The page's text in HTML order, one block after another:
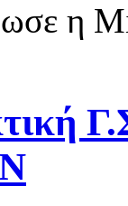
η